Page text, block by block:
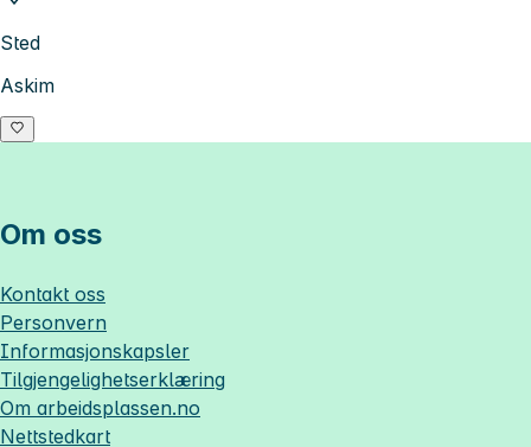
Sted
Askim
Om oss
Kontakt oss
Personvern
Informasjonskapsler
Tilgjengelighetserklæring
Om arbeidsplassen.no
Nettstedkart